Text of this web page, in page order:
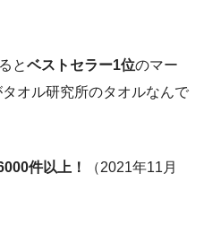
とベストセラー1位のマー
オル研究所のタオルなんで
件以上！
（2021年11月